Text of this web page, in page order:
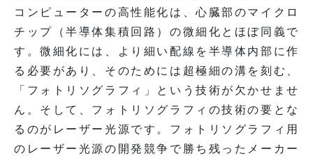
コンピューターの高性能化は、心臓部のマイクロ
チップ（半導体集積回路）の微細化とほぼ同義で
す。微細化には、より細い配線を半導体内部に作
る必要があり、そのためには超極細の溝を刻む、
「フォトリソグラフィ」という技術が欠かせませ
ん。そして、フォトリソグラフィの技術の要とな
るのがレーザー光源です。フォトリソグラフィ用
のレーザー光源の開発競争で勝ち残ったメーカー